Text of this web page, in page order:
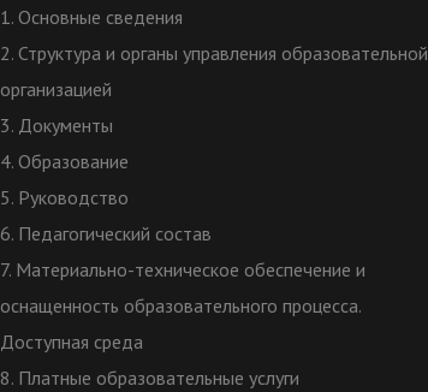
1. Основные сведения
2. Структура и органы управления образовательной
организацией
3. Документы
4. Образование
5. Руководство
6. Педагогический состав
7. Материально-техническое обеспечение и
оснащенность образовательного процесса.
Доступная среда
8. Платные образовательные услуги